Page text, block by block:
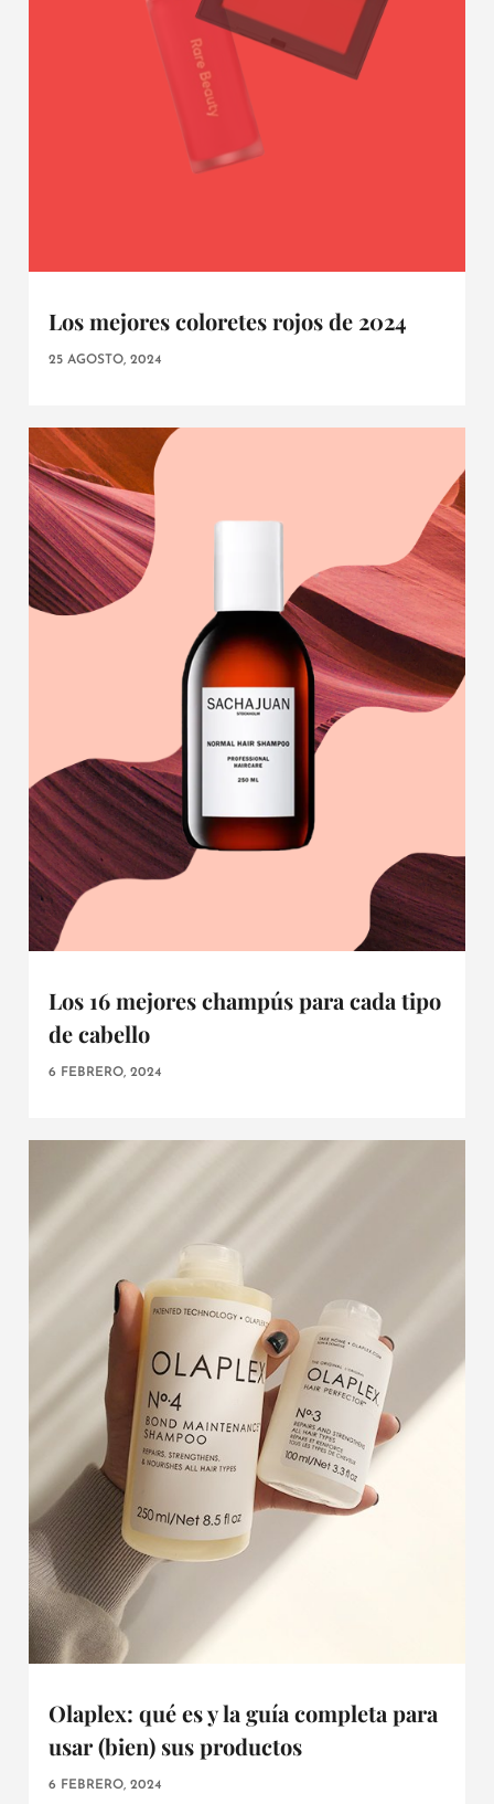
Los mejores coloretes rojos de 2024
25 AGOSTO, 2024
Los 16 mejores champús para cada tipo
de cabello
6 FEBRERO, 2024
Olaplex: qué es y la guía completa para
usar (bien) sus productos
6 FEBRERO, 2024